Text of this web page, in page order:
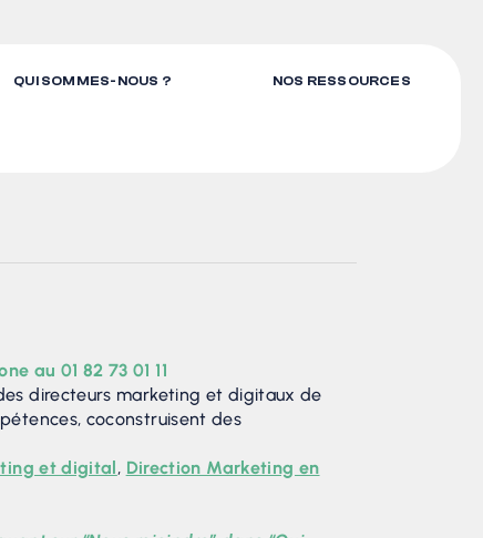
QUI SOMMES-NOUS ? NOS RESSOURCES
au 01 82 73 01 11
directeurs marketing et digitaux de
coconstruisent des
et digital, Direction Marketing en